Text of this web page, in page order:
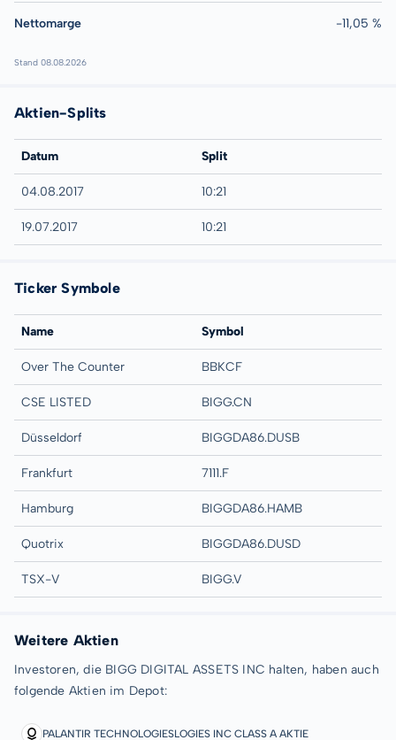
Nettomarge -11,05 %
Stand 08.08.2026
Aktien-Splits
Datum Split
04.08.2017 10:21
19.07.2017 10:21
Ticker Symbole
Name Symbol
Over The Counter BBKCF
CSE LISTED BIGG.CN
Düsseldorf BIGGDA86.DUSB
Frankfurt 7111.F
Hamburg BIGGDA86.HAMB
Quotrix BIGGDA86.DUSD
TSX-V BIGG.V
Weitere Aktien
Investoren, die BIGG DIGITAL ASSETS INC halten, haben auch
folgende Aktien im Depot:
PALANTIR TECHNOLOGIESLOGIES INC CLASS A AKTIE